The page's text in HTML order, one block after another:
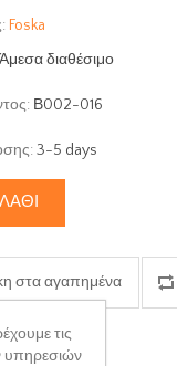
Foska
Άμεσα διαθέσιμο
Β002-016
3-5 days
στα αγαπημένα
τις
υπηρεσιών